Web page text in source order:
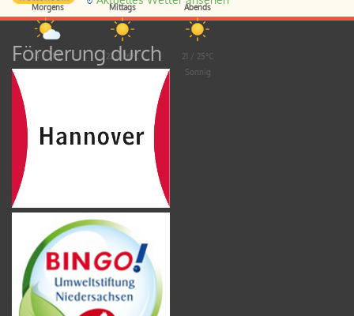
Morgens
14 / 21°C
Leicht bewölkt
Mittags
22 / 26°C
Sonnig
Abends
21 / 25°C
Sonnig
Förderung durch